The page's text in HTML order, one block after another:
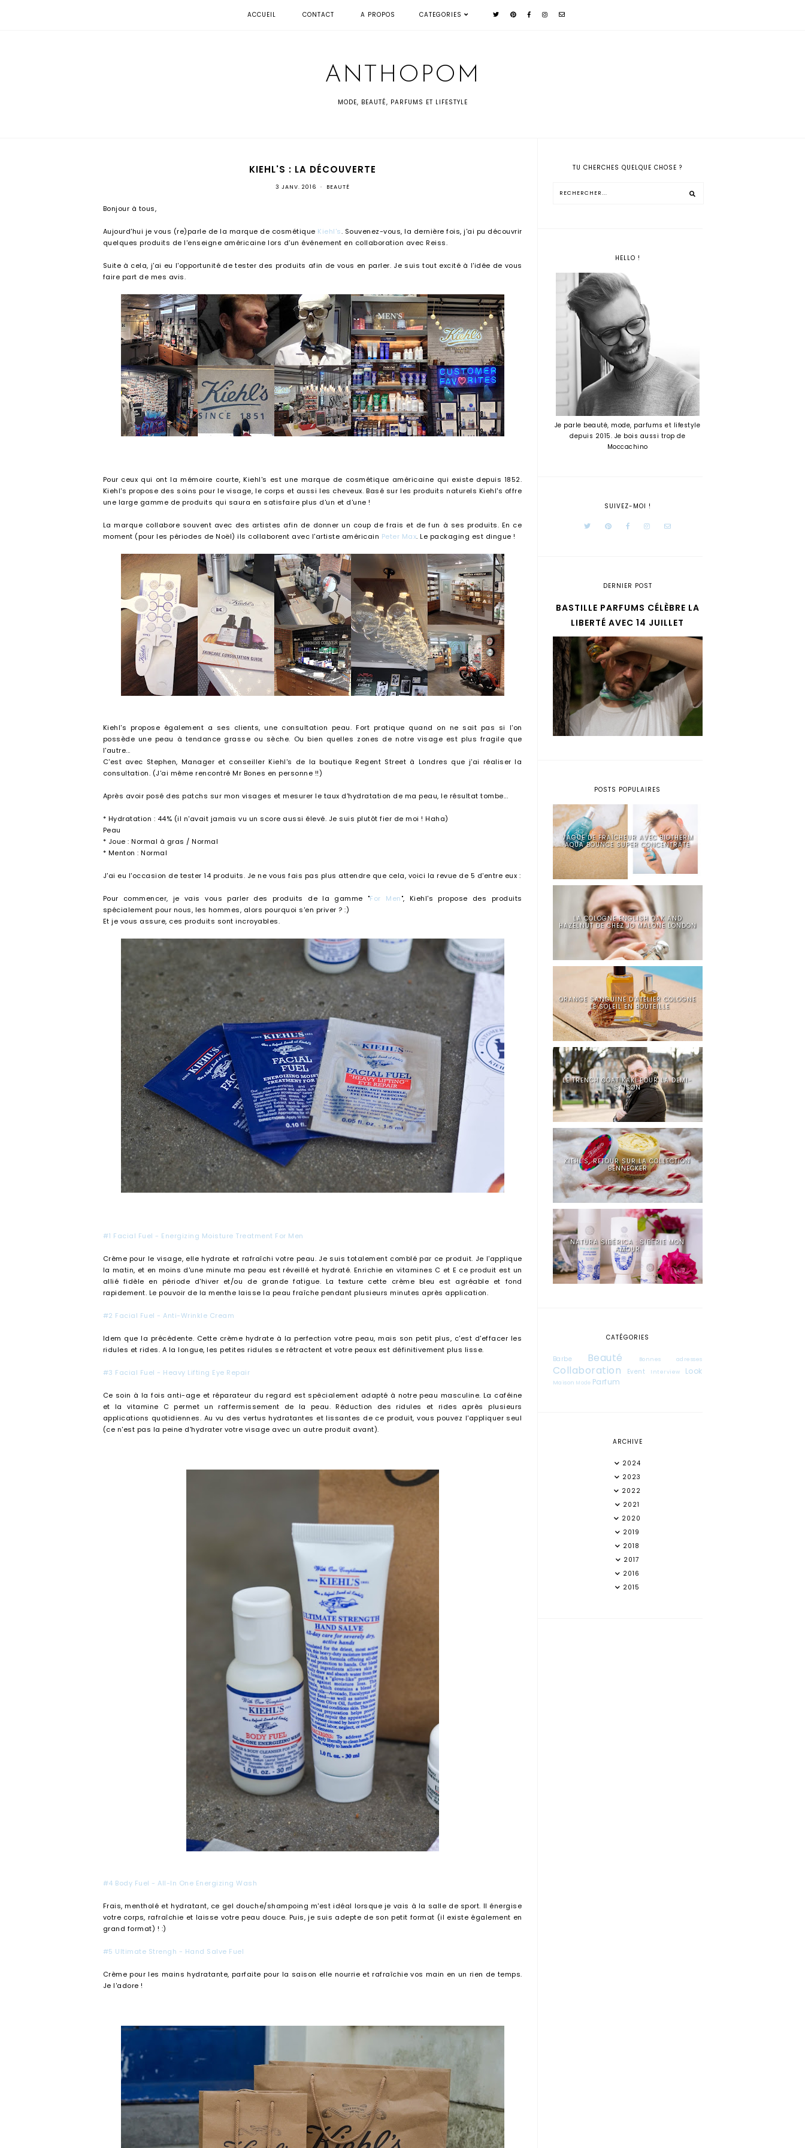
ACCUEIL CONTACT A PROPOS CATEGORIES
ANTHOPOM
MODE, BEAUTÉ, PARFUMS ET LIFESTYLE
KIEHL'S : LA DÉCOUVERTE
3 JANV. 2016 • BEAUTÉ
Bonjour à tous,
Aujourd'hui je vous (re)parle de la marque de cosmétique Kiehl's. Souvenez-vous, la dernière fois, j'ai pu découvrir
quelques produits de l'enseigne américaine lors d'un événement en collaboration avec Reiss.
Suite à cela, j'ai eu l'opportunité de tester des produits afin de vous en parler. Je suis tout excité à l'idée de vous
faire part de mes avis.
Pour ceux qui ont la mémoire courte, Kiehl's est une marque de cosmétique américaine qui existe depuis 1852.
Kiehl's propose des soins pour le visage, le corps et aussi les cheveux. Basé sur les produits naturels Kiehl's offre
une large gamme de produits qui saura en satisfaire plus d'un et d'une !
La marque collabore souvent avec des artistes afin de donner un coup de frais et de fun à ses produits. En ce
moment (pour les périodes de Noël) ils collaborent avec l'artiste américain Peter Max. Le packaging est dingue !
Kiehl's propose également a ses clients, une consultation peau. Fort pratique quand on ne sait pas si l'on
possède une peau à tendance grasse ou sèche. Ou bien quelles zones de notre visage est plus fragile que
l'autre...
C'est avec Stephen, Manager et conseiller Kiehl's de la boutique Regent Street à Londres que j'ai réaliser la
consultation. (J'ai même rencontré Mr Bones en personne !!)
Après avoir posé des patchs sur mon visages et mesurer le taux d'hydratation de ma peau, le résultat tombe...
* Hydratation : 44% (il n'avait jamais vu un score aussi élevé. Je suis plutôt fier de moi ! Haha)
Peau
* Joue : Normal à gras / Normal
* Menton : Normal
J'ai eu l'occasion de tester 14 produits. Je ne vous fais pas plus attendre que cela, voici la revue de 5 d'entre eux :
Pour commencer, je vais vous parler des produits de la gamme "For Men", Kiehl's propose des produits
spécialement pour nous, les hommes, alors pourquoi s'en priver ? :)
Et je vous assure, ces produits sont incroyables.
#1 Facial Fuel - Energizing Moisture Treatment For Men
Crème pour le visage, elle hydrate et rafraîchi votre peau. Je suis totalement comblé par ce produit. Je l'applique
la matin, et en moins d'une minute ma peau est réveillé et hydraté. Enrichie en vitamines C et E ce produit est un
allié fidèle en période d'hiver et/ou de grande fatigue. La texture cette crème bleu est agréable et fond
rapidement. Le pouvoir de la menthe laisse la peau fraîche pendant plusieurs minutes après application.
#2 Facial Fuel - Anti-Wrinkle Cream
Idem que la précédente. Cette crème hydrate à la perfection votre peau, mais son petit plus, c'est d'effacer les
ridules et rides. A la longue, les petites ridules se rétractent et votre peaux est définitivement plus lisse.
#3 Facial Fuel - Heavy Lifting Eye Repair
Ce soin à la fois anti-age et réparateur du regard est spécialement adapté à notre peau masculine. La caféine
et la vitamine C permet un raffermissement de la peau. Réduction des ridules et rides après plusieurs
applications quotidiennes. Au vu des vertus hydratantes et lissantes de ce produit, vous pouvez l'appliquer seul
(ce n'est pas la peine d'hydrater votre visage avec un autre produit avant).
#4 Body Fuel - All-In One Energizing Wash
Frais, mentholé et hydratant, ce gel douche/shampoing m'est idéal lorsque je vais à la salle de sport. Il énergise
votre corps, rafraîchie et laisse votre peau douce. Puis, je suis adepte de son petit format (il existe également en
grand format) ! :)
#5 Ultimate Strengh - Hand Salve Fuel
Crème pour les mains hydratante, parfaite pour la saison elle nourrie et rafraîchie vos main en un rien de temps.
Je l'adore !
TU CHERCHES QUELQUE CHOSE ?
HELLO !
Je parle beauté, mode, parfums et lifestyle
depuis 2015. Je bois aussi trop de
Moccachino
SUIVEZ-MOI !
DERNIER POST
BASTILLE PARFUMS CÉLÈBRE LA
LIBERTÉ AVEC 14 JUILLET
POSTS POPULAIRES
VAGUE DE FRAÎCHEUR AVEC BIOTHERM
AQUA BOUNCE SUPER CONCENTRATE
LA COLOGNE ENGLISH OAK AND
HAZELNUT DE CHEZ JO MALONE LONDON
ORANGE SANGUINE D'ATELIER COLOGNE
: LE SOLEIL EN BOUTEILLE
LE TRENCH COAT KAKI POUR LA DEMI-
SAISON
KIEHL'S, RETOUR SUR LA COLLECTION
BENNECKER
NATURA SIBÉRICA : SIBÉRIE MON
AMOUR
CATÉGORIES
Barbe Beauté Bonnes adresses
Collaboration Event Interview Look
Maison Mode Parfum
ARCHIVE
2024
2023
2022
2021
2020
2019
2018
2017
2016
2015